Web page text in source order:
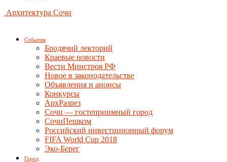
Архитектура Сочи
События
Бродячий лекторий
Краевые новости
Вести Минстроя РФ
Новое в законодательстве
Объявления и анонсы
Конкурсы
АрхРазрез
Сочи — гостеприимный город
СочиПешком
Российский инвестиционный форум
FIFA World Cup 2018
Эко-Берег
Город